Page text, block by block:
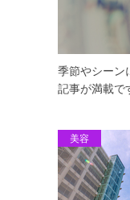
季節やシーン
記事が満載で
美容